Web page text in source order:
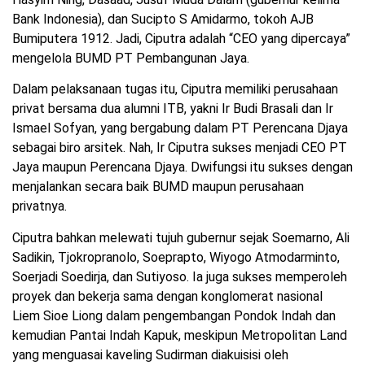
Bank Indonesia), dan Sucipto S Amidarmo, tokoh AJB
Bumiputera 1912. Jadi, Ciputra adalah “CEO yang dipercaya”
mengelola BUMD PT Pembangunan Jaya.
Dalam pelaksanaan tugas itu, Ciputra memiliki perusahaan
privat bersama dua alumni ITB, yakni Ir Budi Brasali dan Ir
Ismael Sofyan, yang bergabung dalam PT Perencana Djaya
sebagai biro arsitek. Nah, Ir Ciputra sukses menjadi CEO PT
Jaya maupun Perencana Djaya. Dwifungsi itu sukses dengan
menjalankan secara baik BUMD maupun perusahaan
privatnya.
Ciputra bahkan melewati tujuh gubernur sejak Soemarno, Ali
Sadikin, Tjokropranolo, Soeprapto, Wiyogo Atmodarminto,
Soerjadi Soedirja, dan Sutiyoso. Ia juga sukses memperoleh
proyek dan bekerja sama dengan konglomerat nasional
Liem Sioe Liong dalam pengembangan Pondok Indah dan
kemudian Pantai Indah Kapuk, meskipun Metropolitan Land
yang menguasai kaveling Sudirman diakuisisi oleh